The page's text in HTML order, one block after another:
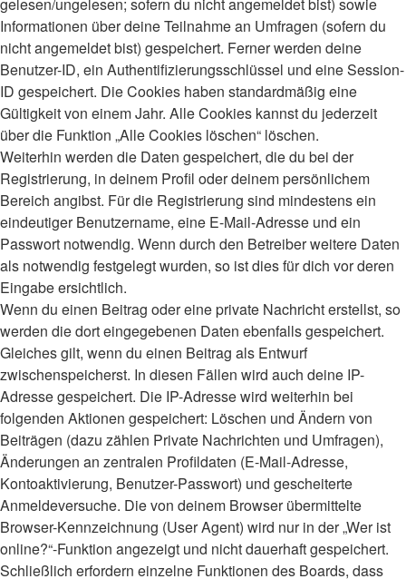
Informationen über deine Teilnahme an Umfragen (sofern du
nicht angemeldet bist) gespeichert. Ferner werden deine
Benutzer-ID, ein Authentifizierungsschlüssel und eine Session-
ID gespeichert. Die Cookies haben standardmäßig eine
Gültigkeit von einem Jahr. Alle Cookies kannst du jederzeit
über die Funktion „Alle Cookies löschen“ löschen.
Weiterhin werden die Daten gespeichert, die du bei der
Registrierung, in deinem Profil oder deinem persönlichem
Bereich angibst. Für die Registrierung sind mindestens ein
eindeutiger Benutzername, eine E-Mail-Adresse und ein
Passwort notwendig. Wenn durch den Betreiber weitere Daten
als notwendig festgelegt wurden, so ist dies für dich vor deren
Eingabe ersichtlich.
Wenn du einen Beitrag oder eine private Nachricht erstellst, so
werden die dort eingegebenen Daten ebenfalls gespeichert.
Gleiches gilt, wenn du einen Beitrag als Entwurf
zwischenspeicherst. In diesen Fällen wird auch deine IP-
Adresse gespeichert. Die IP-Adresse wird weiterhin bei
folgenden Aktionen gespeichert: Löschen und Ändern von
Beiträgen (dazu zählen Private Nachrichten und Umfragen),
Änderungen an zentralen Profildaten (E-Mail-Adresse,
Kontoaktivierung, Benutzer-Passwort) und gescheiterte
Anmeldeversuche. Die von deinem Browser übermittelte
Browser-Kennzeichnung (User Agent) wird nur in der „Wer ist
online?“-Funktion angezeigt und nicht dauerhaft gespeichert.
Schließlich erfordern einzelne Funktionen des Boards, dass